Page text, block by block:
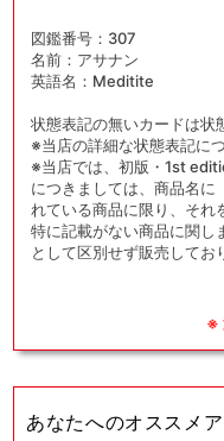
図鑑番号：307
名前：アサナン
英語名：Meditite
状態表記の無いカードは状
※当店の詳細な状態表記に
※当店では、初版・1st
につきましては、商品名に
れている商品に限り、それ
特に記載がない商品に関し
として区別せず販売してお
※
あなたへのオススメ